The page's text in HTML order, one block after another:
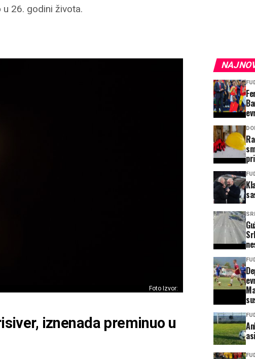
u 26. godini života.
Foto Izvor:
iznenada preminuo u